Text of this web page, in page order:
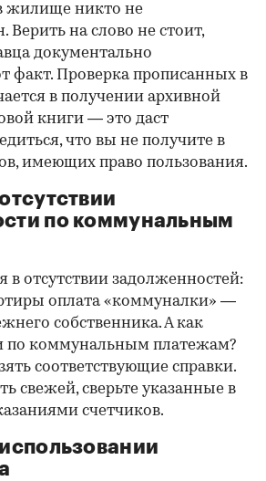
жилище никто не
Верить на слово не стоит,
документально
факт. Проверка прописанных в
в получении архивной
книги — это даст
что вы не получите в
имеющих право пользования.
по коммунальным
в отсутствии задолженностей:
оплата «коммуналки» —
собственника. А как
по коммунальным платежам?
соответствующие справки.
свежей, сверьте указанные в
счетчиков.